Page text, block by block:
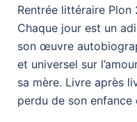
Rentrée littéraire Plon
Chaque jour est un
son œuvre
et universel sur
sa mère. Livre après
perdu de son enfance